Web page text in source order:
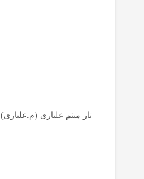
تار میثم علیاری (م.علیاری)